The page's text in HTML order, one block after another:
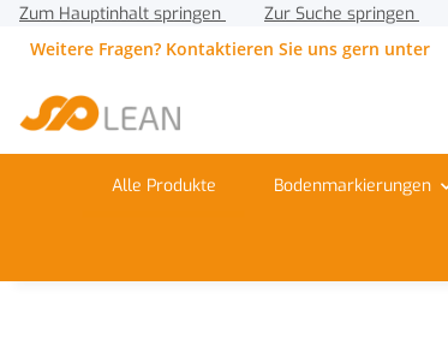
Zum Hauptinhalt springen Zur Suche springen
Weitere Fragen? Kontaktieren Sie uns gern unter
Alle Produkte Bodenmarkierungen